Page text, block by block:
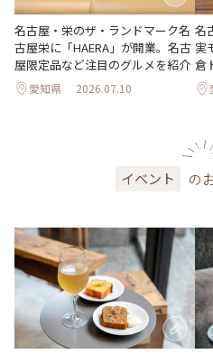
名古屋・栄のザ・ランドマーク名
古屋栄に「HAERA」が開業。名古
屋限定品など注目のグルメを紹介
愛知県 2026.07.10
名
実
倉
イベント の